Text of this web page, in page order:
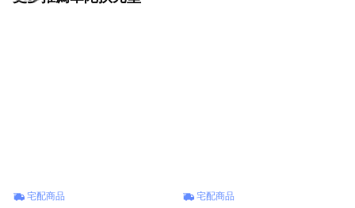
宅配商品 宅配商品